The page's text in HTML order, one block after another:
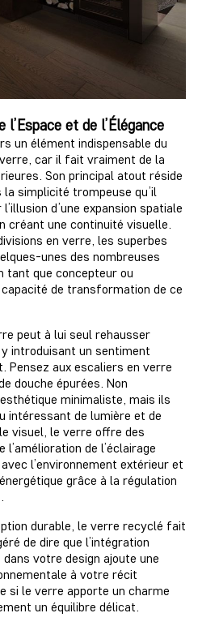
l’Espace et de l’Élégance
un élément indispensable du
car il fait vraiment de la
Son principal atout réside
simplicité trompeuse qu’il
d’une expansion spatiale
créant une continuité visuelle.
en verre, les superbes
unes des nombreuses
tant que concepteur ou
de transformation de ce
peut à lui seul rehausser
y introduisant un sentiment
Pensez aux escaliers en verre
douche épurées. Non
minimaliste, mais ils
intéressant de lumière et de
visuel, le verre offre des
de l’éclairage
l’environnement extérieur et
grâce à la régulation
durable, le verre recyclé fait
de dire que l’intégration
votre design ajoute une
à votre récit
si le verre apporte un charme
un équilibre délicat.